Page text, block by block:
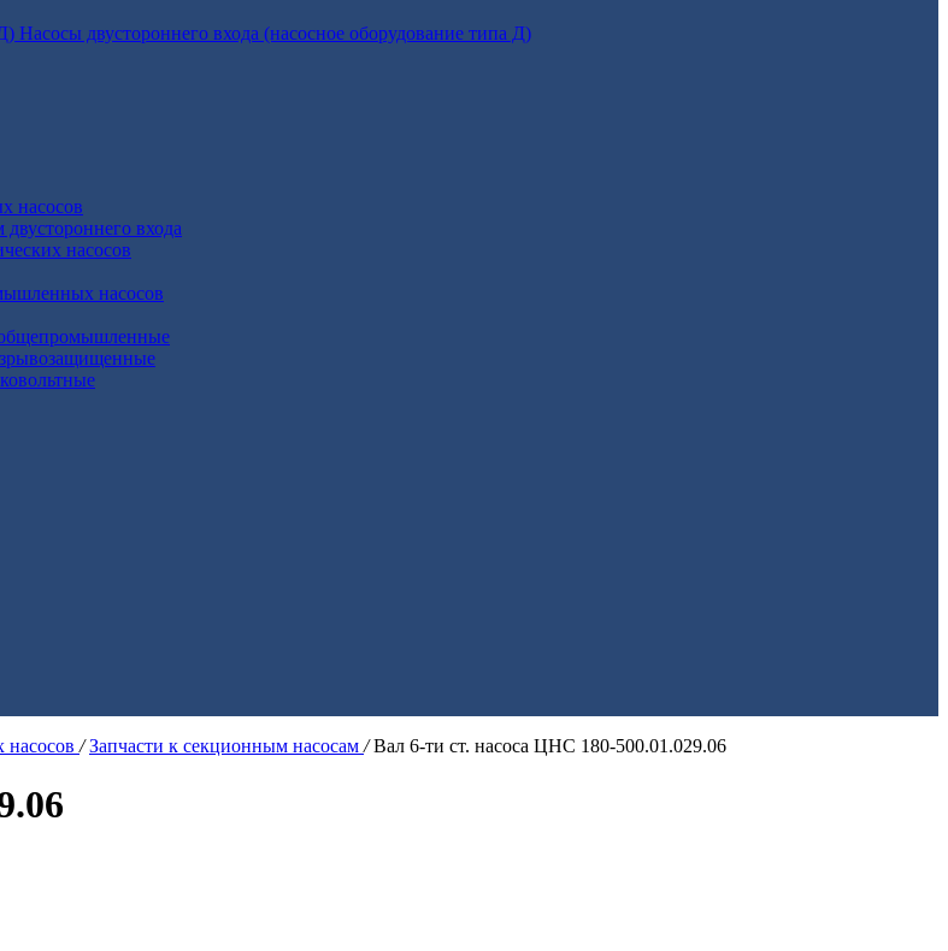
Насосы двустороннего входа (насосное оборудование типа Д)
насосов
двустороннего входа
насосов
насосов
общепромышленные
/ Запчасти к секционным насосам / Вал 6-ти ст. насоса ЦНС 180-500.01.029.06